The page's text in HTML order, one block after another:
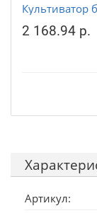
Культиватор
2 168.94 р.
Артикул: